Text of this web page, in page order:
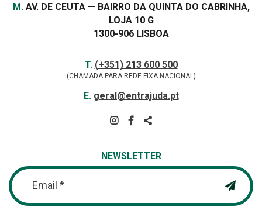
Morada
M.AV. DE CEUTA — BAIRRO DA QUINTA DO CABRINHA,
LOJA 10 G
1300-906 LISBOA
T. (+351) 213 600 500
(CHAMADA PARA REDE FIXA NACIONAL)
E. geral@entrajuda.pt
REDE
NEWSLETTER
Email *